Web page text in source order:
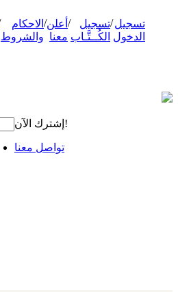
تسجيل
الدخول
/تسجيل
الكُــتَّـاب
/ أعلن
معنا
/ الاحكام
والشروط
إشترك الآن!
تواصل معنا